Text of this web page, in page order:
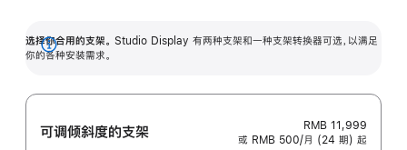
选择你合用的支架。 Studio Display 有两种支架和一种支架转换器可选，以满足
你的各种安装需求。
展
可调倾斜度的支架
RMB 11,999
或 RMB 500/月 (24 期) 起